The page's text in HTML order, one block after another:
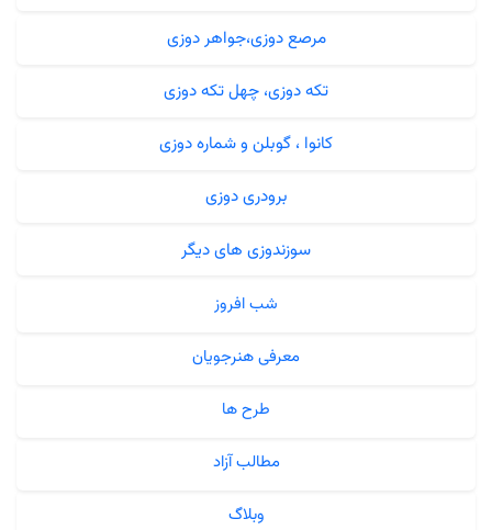
مرصع دوزی،جواهر دوزی
تکه دوزی، چهل تکه دوزی
کانوا ، گوبلن و شماره دوزی
برودری دوزی
سوزندوزی های دیگر
شب افروز
معرفی هنرجویان
طرح ها
مطالب آزاد
وبلاگ